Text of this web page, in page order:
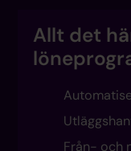
Allt det
Från- och